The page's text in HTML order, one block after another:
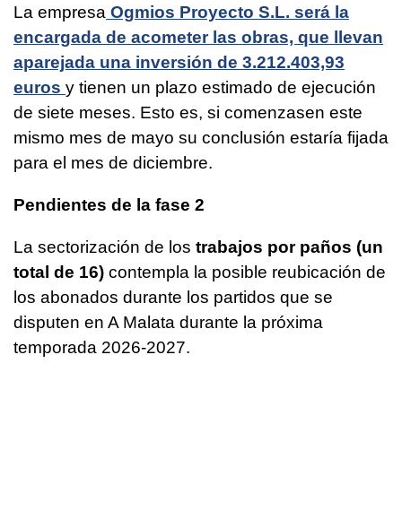
La empresa Ogmios Proyecto S.L. será la
encargada de acometer las obras, que llevan
aparejada una inversión de 3.212.403,93
euros y tienen un plazo estimado de ejecución
de siete meses. Esto es, si comenzasen este
mismo mes de mayo su conclusión estaría fijada
para el mes de diciembre.
Pendientes de la fase 2
La sectorización de los trabajos por paños (un
total de 16) contempla la posible reubicación de
los abonados durante los partidos que se
disputen en A Malata durante la próxima
temporada 2026-2027.